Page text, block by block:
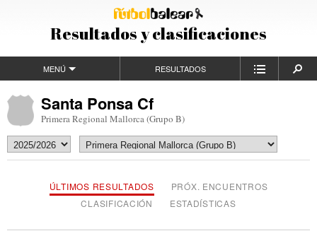
Resultados y clasificaciones
MENÚ RESULTADOS
Santa Ponsa Cf
Primera Regional Mallorca (Grupo B)
ÚLTIMOS RESULTADOS
PRÓX. ENCUENTROS
CLASIFICACIÓN
ESTADÍSTICAS